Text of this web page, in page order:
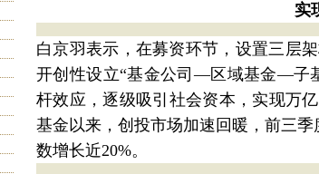
实
白京羽表示，在募资环节，设置三层
开创性设立“基金公司—区域基金—子
杆效应，逐级吸引社会资本，实现万
基金以来，创投市场加速回暖，前三
数增长近20%。